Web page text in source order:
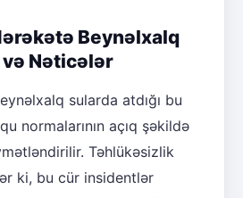
Beynəlxalq
Nəticələr
sularda atdığı bu
normalarının açıq şəkildə
Təhlükəsizlik
ki, bu cür insidentlər